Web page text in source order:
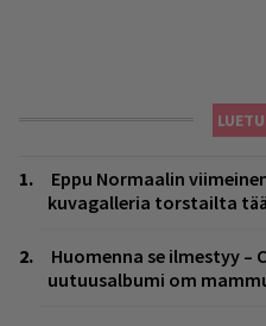
Eppu Normaalin
kuvagalleria torstailta
Huomenna se ilmestyy –
uutuusalbumi om